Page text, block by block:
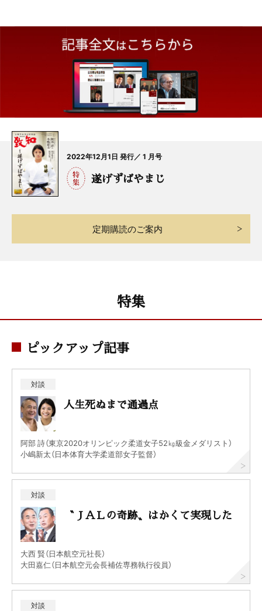
2022年12月1日 発行／ 1 月号
遂げずばやまじ
定期購読のご案内
特集
ピックアップ記事
対談
人生死ぬまで通過点
阿部 詩（東京2020オリンピック柔道女子52㎏級金メダリスト）
小嶋新太（日本体育大学柔道部女子監督）
対談
〝ＪＡＬの奇跡〟はかくて実現した
大西 賢（日本航空元社長）
大田嘉仁（日本航空元会長補佐専務執行役員）
対談